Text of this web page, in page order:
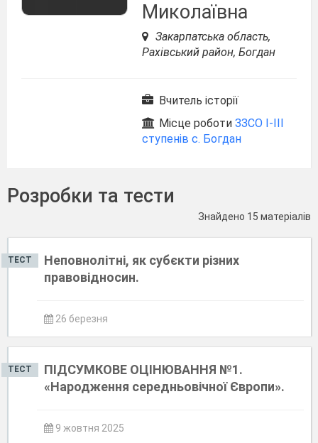
Миколаївна
Закарпатська область,
Рахівський район, Богдан
Вчитель історії
Місце роботи ЗЗСО І-ІІІ
ступенів с. Богдан
Розробки та тести
Знайдено 15 матеріалів
ТЕСТ
Неповнолітні, як субєкти різних
правовідносин.
26 березня
ТЕСТ
ПІДСУМКОВЕ ОЦІНЮВАННЯ №1.
«Народження середньовічної Європи».
9 жовтня 2025